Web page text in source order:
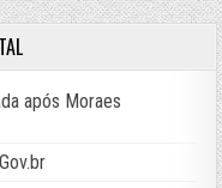
após Moraes